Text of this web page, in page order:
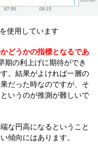
使用しています
どうかの指標となるであ
期の利上げに期待ができ
。結果がよければ一層の
だった時なのですが、そ
いうのが推測が難しいで
な円高になるということ
傾向にはあります。